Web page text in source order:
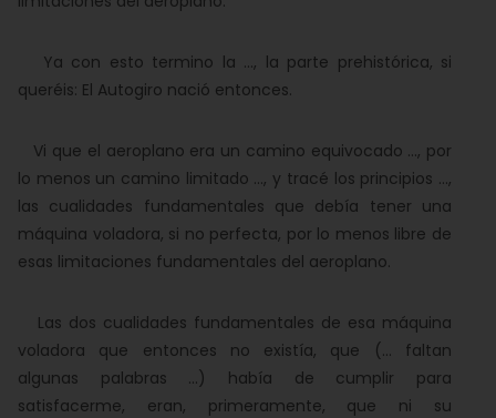
Ya con esto termino la ..., la parte prehistórica, si
queréis: El Autogiro nació entonces.
Vi que el aeroplano era un camino equivocado ..., por
lo menos un camino limitado ..., y tracé los principios ...,
las cualidades fundamentales que debía tener una
máquina voladora, si no perfecta, por lo menos libre de
esas limitaciones fundamentales del aeroplano.
Las dos cualidades fundamentales de esa máquina
voladora que entonces no existía, que (... faltan
algunas palabras ...) había de cumplir para
satisfacerme, eran, primeramente, que ni su